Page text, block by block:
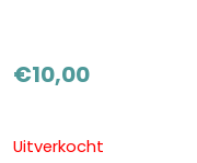
€10,00
Uitverkocht